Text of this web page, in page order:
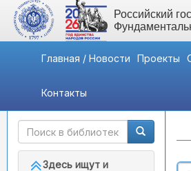
Российский
Главная / Новости Проекты
Контакты
Быстрый доступ
Здесь ищут и